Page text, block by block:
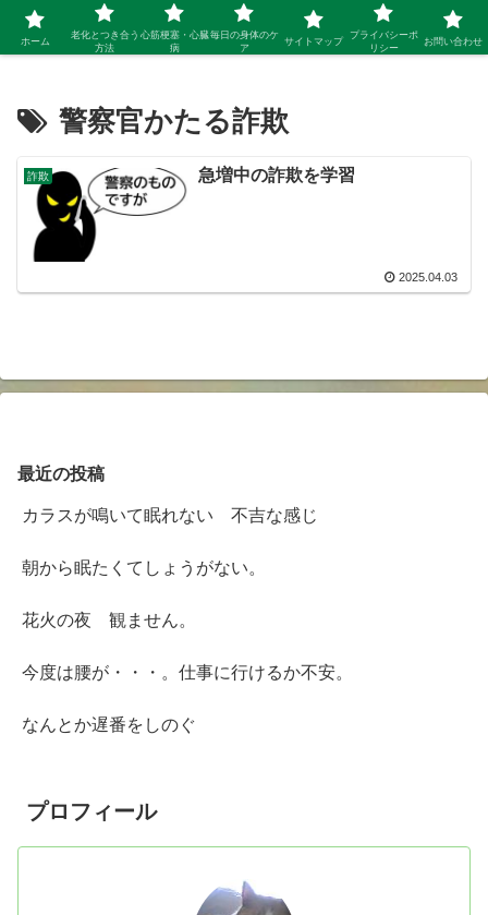
シニア 新しい人生を開拓するブログ
警察官かたる詐欺
詐欺 急増中の詐欺を学習
2025.04.03
最近の投稿
カラスが鳴いて眠れない 不吉な感じ
朝から眠たくてしょうがない。
花火の夜 観ません。
今度は腰が・・・。仕事に行けるか不安。
なんとか遅番をしのぐ
プロフィール
ホーム
老化とつき合う
方法
心筋梗塞・心臓
病
毎日の身体のケ
ア
サイトマップ
プライバシーポ
リシー
お問い合わせ